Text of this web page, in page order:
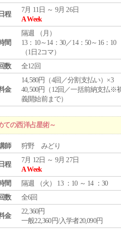
日程
7月 11日 ～ 9月 26日
A Week
間
隔週 （ 月 ）
13：10～14：30／14：50～16：10
（1日2コマ）
数
全12回
金
14,580円（4回／分割支払い）×3
40,500円（12回／一括前納支払※
義開始前まで）
ての西洋占星術～
師 狩野 みどり
日程
7月 12日 ～ 9月 27日
A Week
間
隔週 （火 ） 13 ：10 ～ 14 ：30
数
全6回
金
22,360円
一般22,360円/入学者20,090円